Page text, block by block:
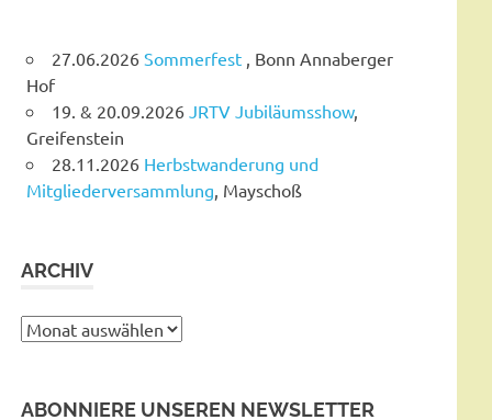
27.06.2026 Sommerfest , Bonn Annaberger
Hof
19. & 20.09.2026 JRTV Jubiläumsshow,
Greifenstein
28.11.2026 Herbstwanderung und
Mitgliederversammlung, Mayschoß
ARCHIV
Archiv
ABONNIERE UNSEREN NEWSLETTER